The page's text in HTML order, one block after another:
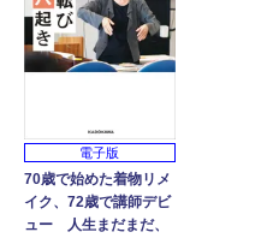
電子版
70歳で始めた着物リメ
イク、72歳で講師デビ
ュー 人生まだまだ、